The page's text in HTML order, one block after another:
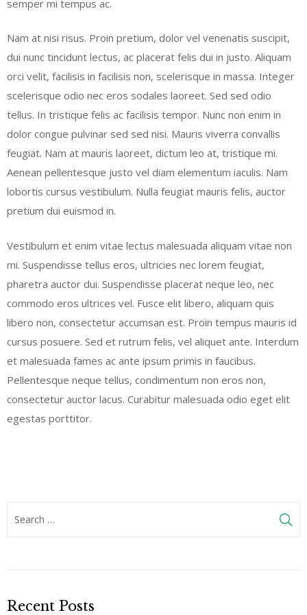
semper mi tempus ac.
Nam at nisi risus. Proin pretium, dolor vel venenatis suscipit,
dui nunc tincidunt lectus, ac placerat felis dui in justo. Aliquam
orci velit, facilisis in facilisis non, scelerisque in massa. Integer
scelerisque odio nec eros sodales laoreet. Sed sed odio
tellus. In tristique felis ac facilisis tempor. Nunc non enim in
dolor congue pulvinar sed sed nisi. Mauris viverra convallis
feugiat. Nam at mauris laoreet, dictum leo at, tristique mi.
Aenean pellentesque justo vel diam elementum iaculis. Nam
lobortis cursus vestibulum. Nulla feugiat mauris felis, auctor
pretium dui euismod in.
Vestibulum et enim vitae lectus malesuada aliquam vitae non
mi. Suspendisse tellus eros, ultricies nec lorem feugiat,
pharetra auctor dui. Suspendisse placerat neque leo, nec
commodo eros ultrices vel. Fusce elit libero, aliquam quis
libero non, consectetur accumsan est. Proin tempus mauris id
cursus posuere. Sed et rutrum felis, vel aliquet ante. Interdum
et malesuada fames ac ante ipsum primis in faucibus.
Pellentesque neque tellus, condimentum non eros non,
consectetur auctor lacus. Curabitur malesuada odio eget elit
egestas porttitor.
Recent Posts